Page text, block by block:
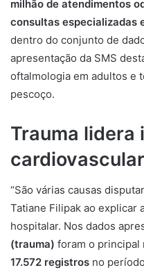
milhão de atendimentos
consultas especializadas
dentro do conjunto de
apresentação da SMS
oftalmologia em adultos e
pescoço.
Trauma lidera
“São várias causas
Tatiane Filipak ao explicar
hospitalar. Nos dados
(trauma) foram o principal
17.572 registros no